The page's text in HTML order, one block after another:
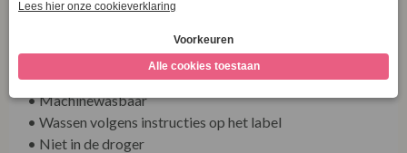
Product Care White Stuff
Rowena Linen Trouser
• Machinewasbaar
• Wassen volgens instructies op het label
• Niet in de droger